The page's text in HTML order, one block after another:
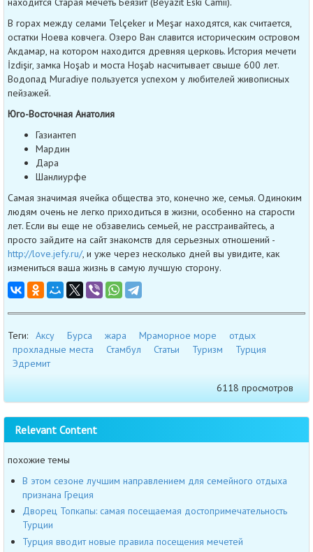
В горах между селами Telçeker и Meşar находятся, как считается,
остатки Ноева ковчега. Озеро Ван славится историческим островом
Акдамар, на котором находится древняя церковь. История мечети
İzdişir, замка Hoşab и моста Hoşab насчитывает свыше 600 лет.
Водопад Muradiye пользуется успехом у любителей живописных
пейзажей.
Юго-Восточная Анатолия
Газиантеп
Мардин
Дара
Шанлиурфе
Самая значимая ячейка общества это, конечно же, семья. Одиноким
людям очень не легко приходиться в жизни, особенно на старости
лет. Если вы еще не обзавелись семьей, не расстраивайтесь, а
просто зайдите на сайт знакомств для серьезных отношений -
http://love.jefy.ru/, и уже через несколько дней вы увидите, как
измениться ваша жизнь в самую лучшую сторону.
Теги: Аксу Бурса жара Мраморное море
отдых
прохладные места
Стамбул Статьи Туризм
Турция
Эдремит
6118 просмотров
Relevant Content
похожие темы
В этом сезоне лучшим направлением для семейного отдыха
признана Греция
Дворец Топкапы: самая посещаемая достопримечательность
Турции
Турция вводит новые правила посещения мечетей